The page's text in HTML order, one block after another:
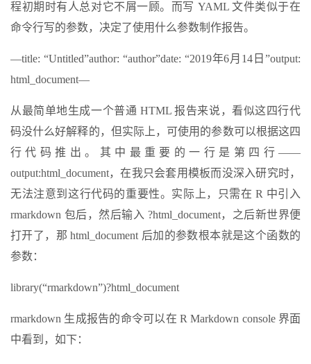
程初期时有人总对它不屑一顾。而写 YAML 文件类似于在
命令行写的参数，决定了使用什么参数制作报告。
—title: “Untitled”author: “author”date: “2019年6月14日”output:
html_document—
从最简单地生成一个普通 HTML 报告来说，看似这四行代
码没什么好解释的，但实际上，可使用的参数可以根据这四
行代码推出。其中最重要的一行是第四行——
output:html_document，在我只会套用模板而没深入研究时，
无法注意到这行代码的重要性。实际上，只需在 R 中引入
rmarkdown 包后，然后输入 ?html_document，之后新世界便
打开了，那 html_document 后加的参数根本就是这个函数的
参数：
library(“rmarkdown”)?html_document
rmarkdown 生成报告的命令可以在 R Markdown console 界面
中看到，如下：